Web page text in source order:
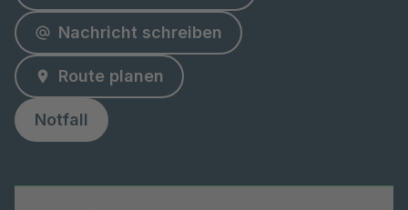
Nachricht schreiben
Route planen
Notfall